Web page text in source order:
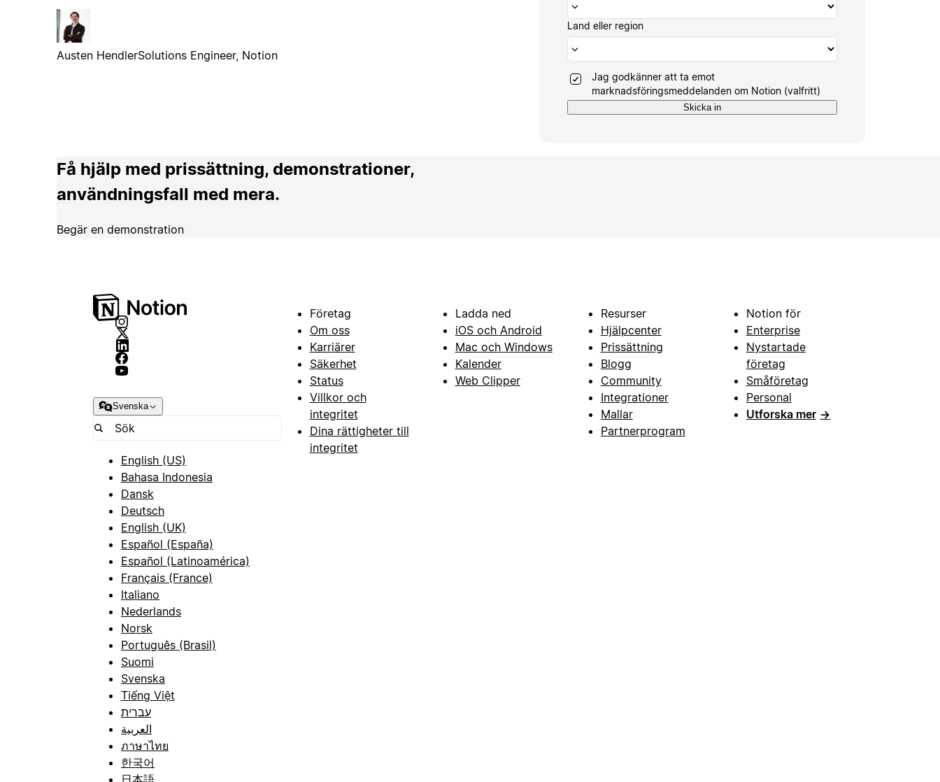
Austen HendlerSolutions Engineer, Notion
Land eller region
Jag godkänner att ta emot
marknadsföringsmeddelanden om Notion (valfritt)
Skicka in
Få hjälp med prissättning, demonstrationer,
användningsfall med mera.
Begär en demonstration
Svenska
English (US)
Bahasa Indonesia
Dansk
Deutsch
English (UK)
Español (España)
Español (Latinoamérica)
Français (France)
Italiano
Nederlands
Norsk
Português (Brasil)
Suomi
Svenska
Tiếng Việt
עברית
العربية
ภาษาไทย
한국어
Företag
Om oss
Karriärer
Säkerhet
Status
Villkor och
integritet
Dina rättigheter till
integritet
Ladda ned
iOS och Android
Mac och Windows
Kalender
Web Clipper
Resurser
Hjälpcenter
Prissättning
Blogg
Community
Integrationer
Mallar
Partnerprogram
Notion för
Enterprise
Nystartade
företag
Småföretag
Personal
Utforska mer →